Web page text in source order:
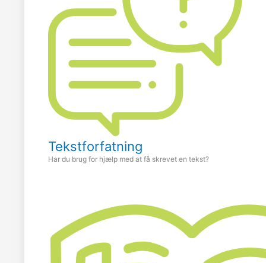
Tekstforfatning
Har du brug for hjælp med at få skrevet en tekst?